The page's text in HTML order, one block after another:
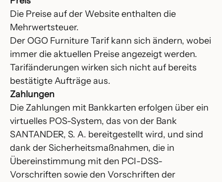
Die Preise auf der Website enthalten die
Mehrwertsteuer.
Der OGO Furniture Tarif kann sich ändern, wobei
immer die aktuellen Preise angezeigt werden.
Tarifänderungen wirken sich nicht auf bereits
bestätigte Aufträge aus.
Zahlungen
Die Zahlungen mit Bankkarten erfolgen über ein
virtuelles POS-System, das von der Bank
SANTANDER, S. A. bereitgestellt wird, und sind
dank der Sicherheitsmaßnahmen, die in
Übereinstimmung mit den PCI-DSS-
Vorschriften sowie den Vorschriften der